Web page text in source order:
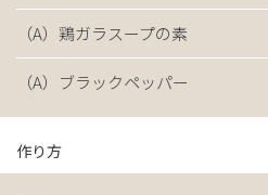
（A）鶏ガラスープの素
（A）ブラックペッパー
作り方